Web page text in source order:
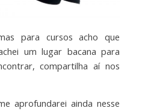
para cursos acho que
um lugar bacana para
compartilha aí nos
aprofundarei ainda nesse